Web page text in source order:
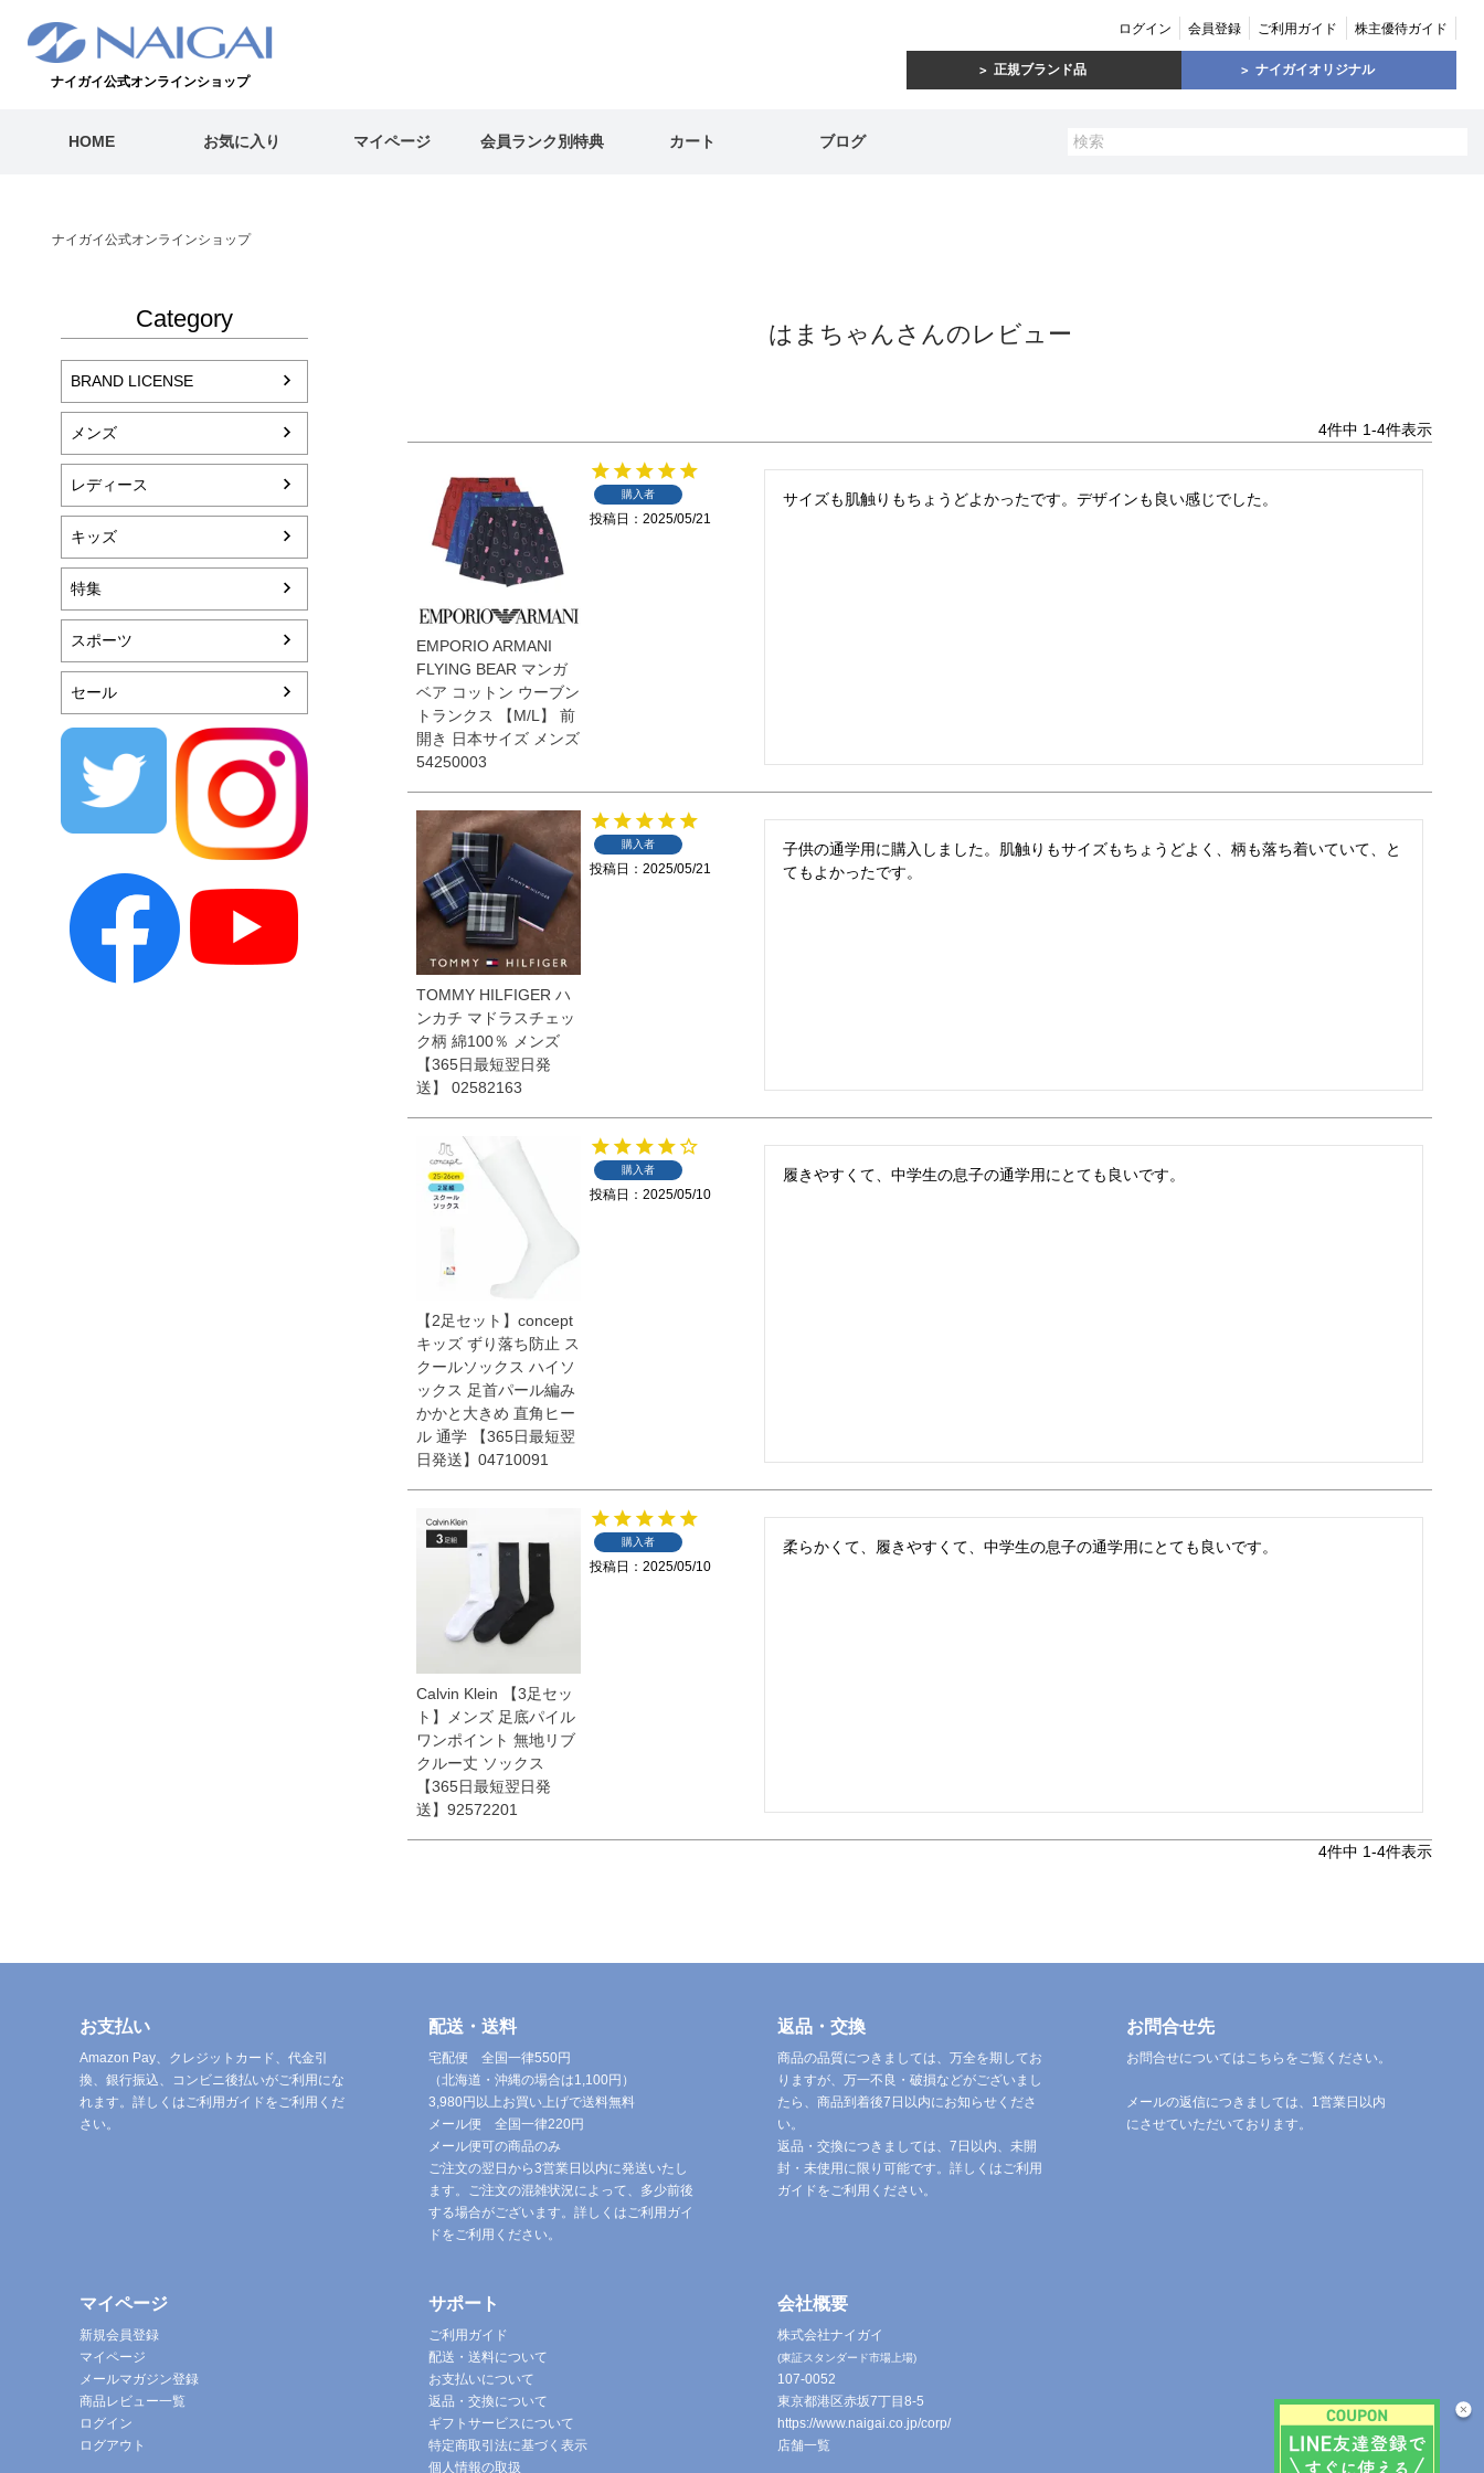
ナイガイ公式オンラインショップ
ログイン 会員登録 ご利用ガイド 株主優待ガイド
正規ブランド品 ナイガイオリジナル
HOME お気に入り マイページ 会員ランク別特典 カート ブログ
ナイガイ公式オンラインショップ
Category
BRAND LICENSE
メンズ
レディース
キッズ
特集
スポーツ
セール
はまちゃんさんのレビュー
4件中 1-4件表示
EMPORIO ARMANI
FLYING BEAR マンガ
ベア コットン ウーブン
トランクス 【M/L】 前
開き 日本サイズ メンズ
54250003
購入者
投稿日 2025/05/21
サイズも肌触りもちょうどよかったです。デザインも良い感じでした。
TOMMY HILFIGER ハ
ンカチ マドラスチェッ
ク柄 綿100％ メンズ
【365日最短翌日発
送】 02582163
購入者
投稿日 2025/05/21
子供の通学用に購入しました。肌触りもサイズもちょうどよく、柄も落ち着いていて、と
てもよかったです。
【2足セット】concept
キッズ ずり落ち防止 ス
クールソックス ハイソ
ックス 足首パール編み
かかと大きめ 直角ヒー
ル 通学 【365日最短翌
日発送】04710091
購入者
投稿日 2025/05/10
履きやすくて、中学生の息子の通学用にとても良いです。
Calvin Klein 【3足セッ
ト】メンズ 足底パイル
ワンポイント 無地リブ
クルー丈 ソックス
【365日最短翌日発
送】92572201
購入者
投稿日 2025/05/10
柔らかくて、履きやすくて、中学生の息子の通学用にとても良いです。
4件中 1-4件表示
お支払い
Amazon Pay、クレジットカード、代金引
換、銀行振込、コンビニ後払いがご利用にな
れます。詳しくはご利用ガイドをご利用くだ
さい。
配送・送料
宅配便 全国一律550円
（北海道・沖縄の場合は1,100円）
3,980円以上お買い上げで送料無料
メール便 全国一律220円
メール便可の商品のみ
ご注文の翌日から3営業日以内に発送いたし
ます。ご注文の混雑状況によって、多少前後
する場合がございます。詳しくはご利用ガイ
ドをご利用ください。
返品・交換
商品の品質につきましては、万全を期してお
りますが、万一不良・破損などがございまし
たら、商品到着後7日以内にお知らせくださ
い。
返品・交換につきましては、7日以内、未開
封・未使用に限り可能です。詳しくはご利用
ガイドをご利用ください。
お問合せ先
お問合せについてはこちらをご覧ください。
メールの返信につきましては、1営業日以内
にさせていただいております。
マイページ
新規会員登録
マイページ
メールマガジン登録
商品レビュー一覧
ログイン
ログアウト
サポート
ご利用ガイド
配送・送料について
お支払いについて
返品・交換について
ギフトサービスについて
特定商取引法に基づく表示
個人情報の取扱
会社概要
株式会社ナイガイ
(東証スタンダード市場上場)
107-0052
東京都港区赤坂7丁目8-5
https://www.naigai.co.jp/corp/
店舗一覧